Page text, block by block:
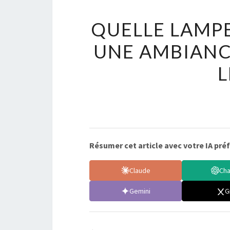
QUELLE
UNE
Résumer cet article avec votre IA
Claude
Gemini